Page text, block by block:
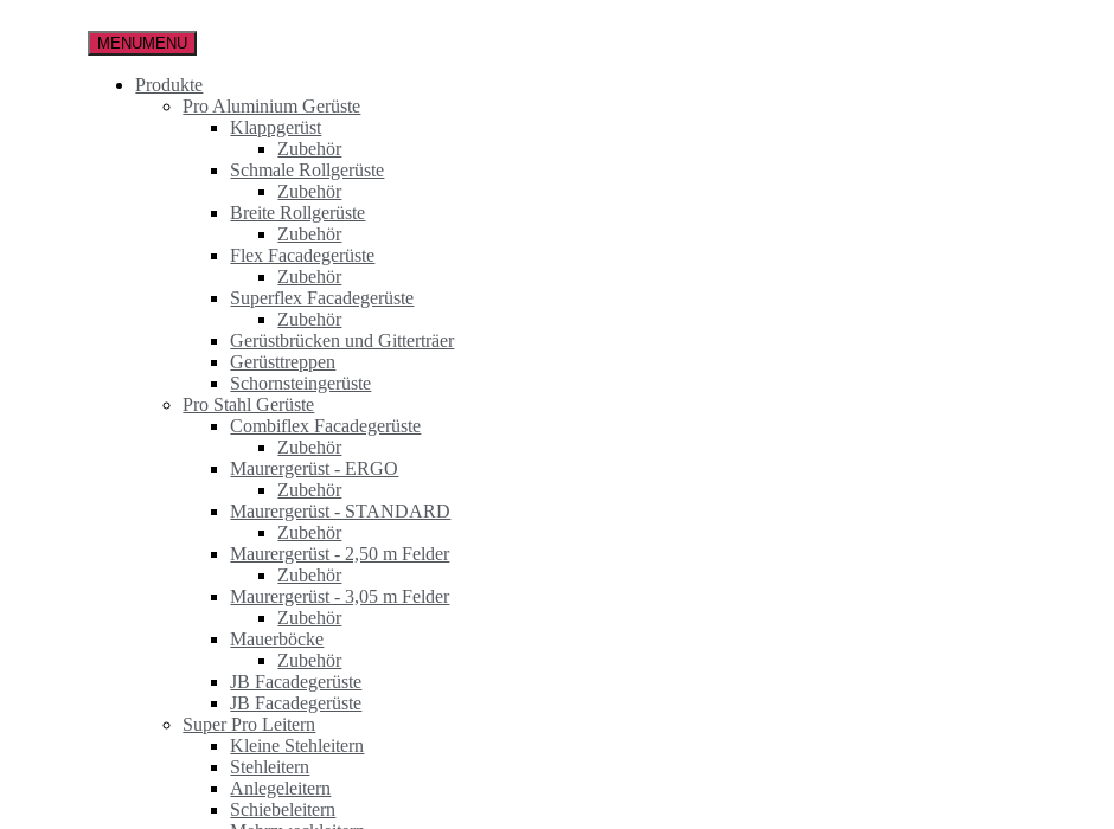
MENUMENU
Produkte
Pro Aluminium Gerüste
Klappgerüst
Zubehör
Schmale Rollgerüste
Zubehör
Breite Rollgerüste
Zubehör
Flex Facadegerüste
Zubehör
Superflex Facadegerüste
Zubehör
Gerüstbrücken und Gitterträer
Gerüsttreppen
Schornsteingerüste
Pro Stahl Gerüste
Combiflex Facadegerüste
Zubehör
Maurergerüst - ERGO
Zubehör
Maurergerüst - STANDARD
Zubehör
Maurergerüst - 2,50 m Felder
Zubehör
Maurergerüst - 3,05 m Felder
Zubehör
Mauerböcke
Zubehör
JB Facadegerüste
JB Facadegerüste
Super Pro Leitern
Kleine Stehleitern
Stehleitern
Anlegeleitern
Schiebeleitern